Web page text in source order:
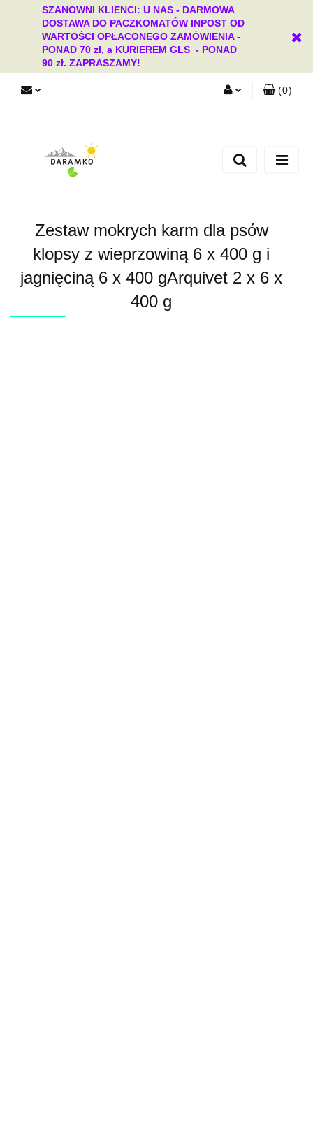
SZANOWNI KLIENCI: U NAS - DARMOWA
DOSTAWA DO PACZKOMATÓW INPOST OD
WARTOŚCI OPŁACONEGO ZAMÓWIENIA -
PONAD 70 zł, a KURIEREM GLS - PONAD
90 zł. ZAPRASZAMY!
Dodaj zgłoszenie
(0)
Zestaw mokrych karm dla psów
klopsy z wieprzowiną 6 x 400 g i
jagnięciną 6 x 400 gArquivet 2 x 6 x
400 g